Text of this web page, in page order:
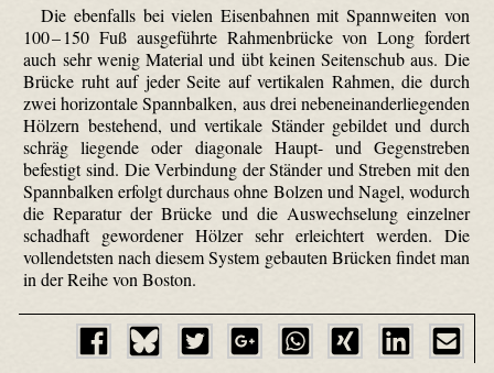
Die ebenfalls bei vielen Eisenbahnen mit Spannweiten von
100 – 150 Fuß ausgeführte Rahmenbrücke von Long fordert
auch sehr wenig Material und übt keinen Seitenschub aus. Die
Brücke ruht auf jeder Seite auf vertikalen Rahmen, die durch
zwei horizontale Spannbalken, aus drei nebeneinanderliegenden
Hölzern bestehend, und vertikale Ständer gebildet und durch
schräg liegende oder diagonale Haupt- und Gegenstreben
befestigt sind. Die Verbindung der Ständer und Streben mit den
Spannbalken erfolgt durchaus ohne Bolzen und Nagel, wodurch
die Reparatur der Brücke und die Auswechselung einzelner
schadhaft gewordener Hölzer sehr erleichtert werden. Die
vollendetsten nach diesem System gebauten Brücken findet man
in der Reihe von Boston.